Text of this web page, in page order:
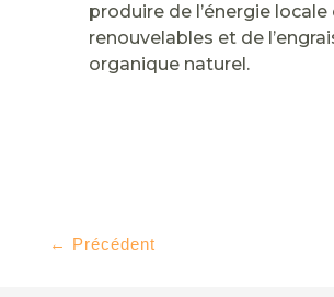
produire de l’énergie locale
renouvelables et de
organique naturel.
← Précédent